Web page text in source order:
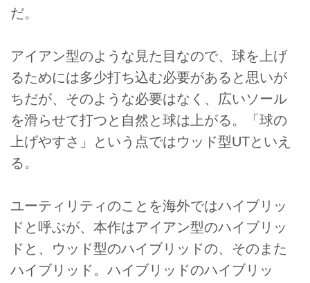
だ。
アイアン型のような見た目なので、球を上げ
るためには多少打ち込む必要があると思いが
ちだが、そのような必要はなく、広いソール
を滑らせて打つと自然と球は上がる。「球の
上げやすさ」という点ではウッド型UTといえ
る。
ユーティリティのことを海外ではハイブリッ
ドと呼ぶが、本作はアイアン型のハイブリッ
ドと、ウッド型のハイブリッドの、そのまた
ハイブリッド。ハイブリッドのハイブリッ